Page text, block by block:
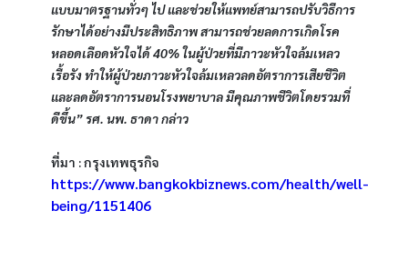
แบบมาตรฐานทั่วๆ ไป และช่วยให้แพทย์สามารถปรับวิธีการ
รักษาได้อย่างมีประสิทธิภาพ สามารถช่วยลดการเกิดโรค
หลอดเลือดหัวใจได้ 40% ในผู้ป่วยที่มีภาวะหัวใจล้มเหลว
เรื้อรัง ทำให้ผู้ป่วยภาวะหัวใจล้มเหลวลดอัตราการเสียชีวิต
และลดอัตราการนอนโรงพยาบาล มีคุณภาพชีวิตโดยรวมที่
ดีขึ้น” รศ. นพ. ธาดา กล่าว
https://www.bangkokbiznews.com/health/well-
being/1151406